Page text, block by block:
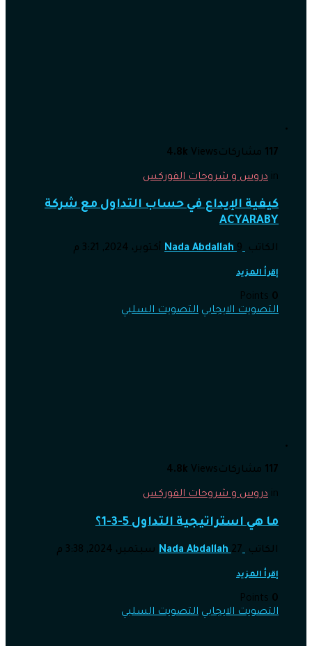
117 مشاركات 4.8k Views
in دروس و شروحات الفوركس
كيفية الإيداع في حساب التداول مع شركة
ACYARABY
الكاتب Nada Abdallah 9 أكتوبر، 2024, 3:21 م
إقرأ المزيد
0
التصويت الايجابي التصويت السلبي
117 مشاركات 4.8k Views
in دروس و شروحات الفوركس
ما هي استراتيجية التداول 5-3-1؟
الكاتب Nada Abdallah 27 سبتمبر، 2024, 3:38 م
إقرأ المزيد
0
التصويت الايجابي التصويت السلبي